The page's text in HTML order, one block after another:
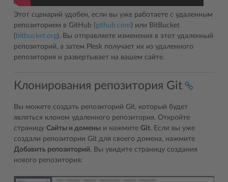
Этот сценарий удобен, если вы уже работаете с удаленным
репозиторием в GitHub (github.com) или BitBucket
( bitbucket.org). Вы отправляете изменения в этот удаленный
репозиторий, а затем Plesk получает их из удаленного
репозитория и развертывает на вашем сайте.
Клонирования репозитория Git
Вы можете создать репозиторий Git, который будет
являться клоном удаленного репозитория. Откройте
страницу Сайты и домены и нажмите Git. Если вы уже
создали репозитории Git для своего домена, нажмите
Добавить репозиторий. Вы увидите страницу создания
нового репозитория: